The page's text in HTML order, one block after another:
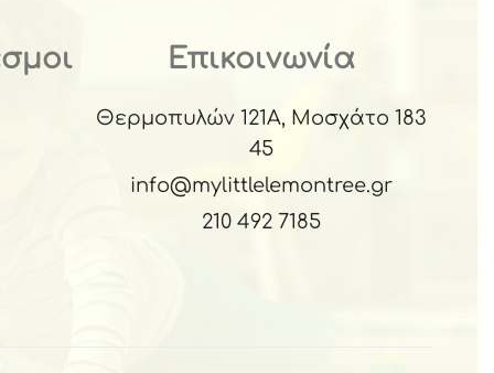
Επικοινωνία
Θερμοπυλών 121Α, Μοσχάτο 183
45
info@mylittlelemontree.gr
210 492 7185